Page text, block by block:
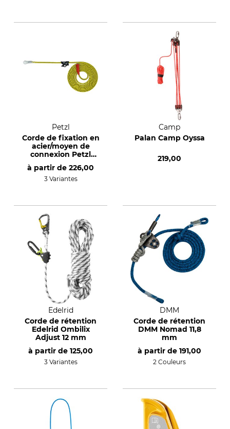
Petzl
Corde de fixation en
acier/moyen de
connexion Petzl
Microflip - EN 358
à partir de 226,00
3 Variantes
Camp
Palan Camp Oyssa
219,00
Edelrid
Corde de rétention
Edelrid Ombilix
Adjust 12 mm
à partir de 125,00
3 Variantes
DMM
Corde de rétention
DMM Nomad 11,8
mm
à partir de 191,00
2 Couleurs